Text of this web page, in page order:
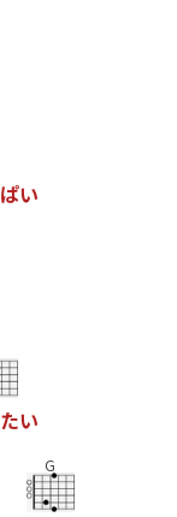
ぱい
たい
G